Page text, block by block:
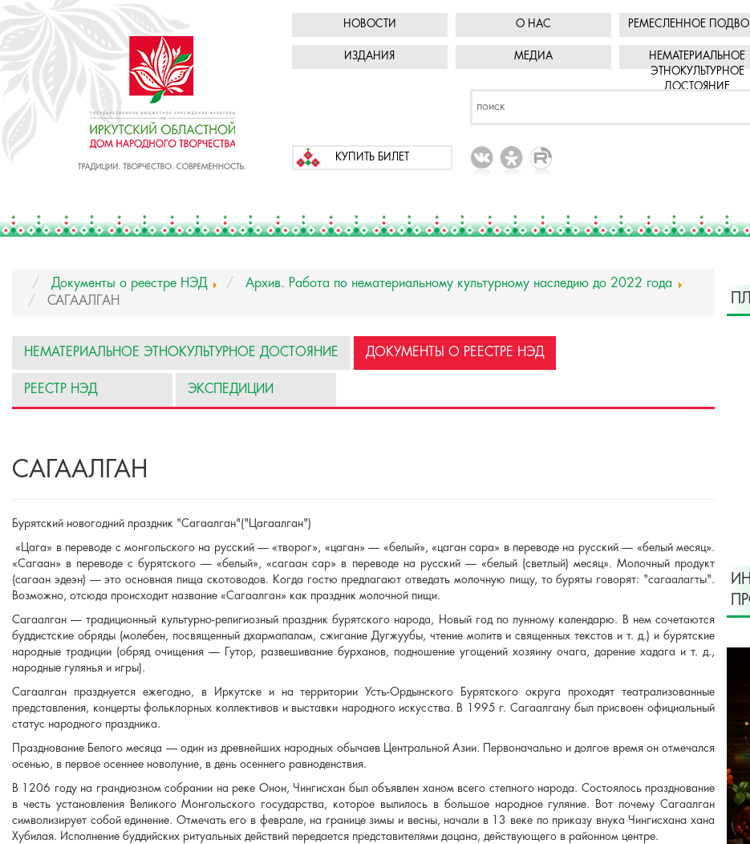
НОВОСТИ О НАС РЕМЕСЛЕННОЕ
ИЗДАНИЯ МЕДИА
НЕМАТЕРИАЛЬНОЕ
ЭТНОКУЛЬТУРНОЕ
ДОСТОЯНИЕ
КУПИТЬ БИЛЕТ
Документы о реестре НЭД
Архив. Работа по нематериальному культурному наследию до 2022 года
САГААЛГАН
НЕМАТЕРИАЛЬНОЕ ЭТНОКУЛЬТУРНОЕ ДОСТОЯНИЕ ДОКУМЕНТЫ О РЕЕСТРЕ НЭД
РЕЕСТР НЭД ЭКСПЕДИЦИИ
САГААЛГАН
Бурятский новогодний праздник "Сагаалган"("Цагаалган")
«Цага» в переводе с монгольского на русский — «творог», «цаган» — «белый», «цаган сара» в переводе на русский — «белый месяц».
«Сагаан» в переводе с бурятского — «белый», «сагаан сар» в переводе на русский — «белый (светлый) месяц». Молочный продукт
(сагаан эдеэн) — это основная пища скотоводов. Когда гостю предлагают отведать молочную пищу, то буряты говорят: "сагаалагты".
Возможно, отсюда происходит название «Сагаалган» как праздник молочной пищи.
Сагаалган — традиционный культурно-религиозный праздник бурятского народа, Новый год по лунному календарю. В нем сочетаются
буддистские обряды (молебен, посвященный дхармапалам, сжигание Дугжуубы, чтение молитв и священных текстов и т. д.) и бурятские
народные традиции (обряд очищения — Гутор, развешивание бурханов, подношение угощений хозяину очага, дарение хадага и т. д.,
народные гулянья и игры).
Сагаалган празднуется ежегодно, в Иркутске и на территории Усть-Ордынского Бурятского округа проходят театрализованные
представления, концерты фольклорных коллективов и выставки народного искусства. В 1995 г. Сагаалгану был присвоен официальный
статус народного праздника.
Празднование Белого месяца — один из древнейших народных обычаев Центральной Азии. Первоначально и долгое время он отмечался
осенью, в первое осеннее новолуние, в день осеннего равноденствия.
В 1206 году на грандиозном собрании на реке Онон, Чингисхан был объявлен ханом всего степного народа. Состоялось празднование
в честь установления Великого Монгольского государства, которое вылилось в большое народное гуляние. Вот почему Сагаалган
символизирует собой единение. Отмечать его в феврале, на границе зимы и весны, начали в 13 веке по приказу внука Чингисхана хана
Хубилая. Исполнение буддийских ритуальных действий передается представителями дацана, действующего в районном центре.